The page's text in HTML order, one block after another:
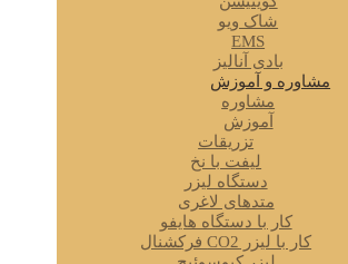
شاک ویو
EMS
بادی آنالیز
مشاوره و آموزش
مشاوره
آموزش
تزریقات
لیفت با نخ
دستگاه لیزر
متدهای لاغری
کار با دستگاه هایفو
کار با لیزر CO2 فرکشنال